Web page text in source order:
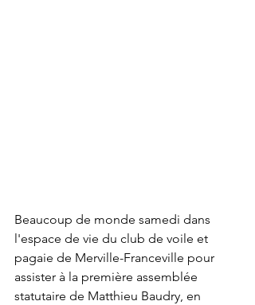
Beaucoup de monde samedi dans
l'espace de vie du club de voile et
pagaie de Merville-Franceville pour
assister à la première assemblée
statutaire de Matthieu Baudry, en